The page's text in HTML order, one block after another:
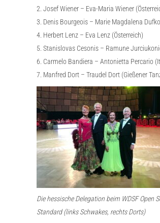
2. Josef Wiener – Eva-Maria Wiener
3. Denis Bourgeois – Marie Magdalena
4. Herbert Lenz – Eva Lenz (Österreich)
5. Stanislovas Cesonis – Ramune
6. Carmelo Bandiera – Antonietta Percario
7. Manfred Dort – Traudel Dort (Gießener
Die hessische Delegation beim WDSF Open
Standard (links Schwakes, rechts Dorts)